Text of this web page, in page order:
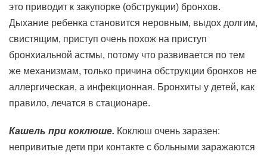
это приводит к закупорке (обструкции) бронхов.
Дыхание ребенка становится неровным, выдох долгим,
свистящим, приступ очень похож на приступ
бронхиальной астмы, потому что развивается по тем
же механизмам, только причина обструкции бронхов не
аллергическая, а инфекционная. Бронхиты у детей, как
правило, лечатся в стационаре.
Кашель при коклюше. Коклюш очень заразен:
непривитые дети при контакте с больными заражаются